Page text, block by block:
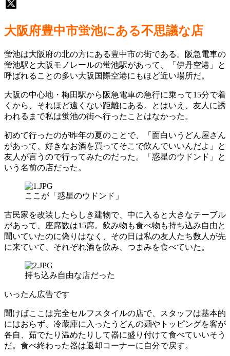
大阪府豊中市蛍池にある不思議な店
蛍池は大阪府の北の方にある豊中市の街である。阪急電車の
蛍池駅と大阪モノレールの蛍池駅があって、「伊丹空港」と
呼ばれることの多い大阪国際空港にもほど近い場所だ。
大阪の中心地・梅田駅から阪急電車の急行に乗って15分で着
くから、それほど遠くない距離にある。とはいえ、友人に誘
われるまで私は蛍池の街へ行ったことはなかった。
初めて行ったのが昨年の夏のことで、「面白いうどん屋さん
があって、好きなお酒を買ってそこで飲んでいいんだよ」と
友人が言うので行ってみたのだった。「惑星のウドンド」と
いう名前の店だった。
ここが「惑星のウドンド」
古民家を改装したらしき建物で、中に入ると大きなテーブル
があって、座席数は15席。飲み物も食べ物も持ち込み自由と
聞いていたのに偽りはなく、その日は私の友人たち数人が先
に来ていて、それぞれ酒を飲み、つまみを食べていた。
持ち込み自由な店だった
いったん広告です
聞けばここは完全セルフスタイルの店で、スタッフは基本的
にはおらず、冷蔵庫に入ったうどんの麺やトッピングを客が
各自、茹でたり温めたりして器に盛り付けて食べていいそう
だ。食べ終わった器は返却コーナーに自分で戻す。